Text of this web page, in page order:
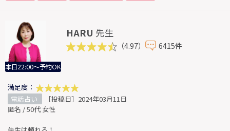
本日22:00～予約OK
HARU 先生
（4.97） 6415件
満足度：
電話占い
［投稿日］2024年03月11日
匿名 / 50代 女性